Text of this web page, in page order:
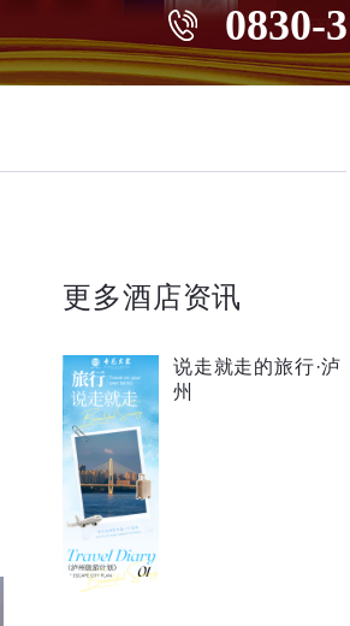
0830-
更多酒店资讯
说走就走的旅行·泸
州